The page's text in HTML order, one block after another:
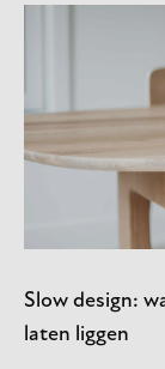
Slow design:
laten liggen